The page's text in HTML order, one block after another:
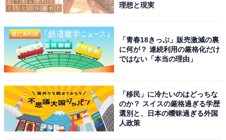
理想と現実
「青春18きっぷ」販売激減の裏
に何が？ 連続利用の厳格化だけ
ではない「本当の理由」
「移民」に冷たいのはどっちな
のか？ スイスの厳格過ぎる学歴
選別と、日本の曖昧過ぎる外国
人政策